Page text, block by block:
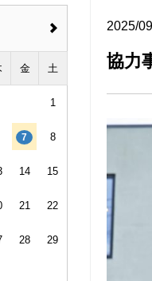
2025/
協力
金 土
1
7 8
14 15
21 22
28 29